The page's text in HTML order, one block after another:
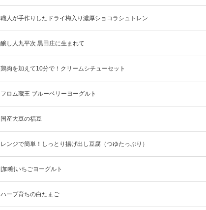
職人が手作りしたドライ梅入り濃厚ショコラシュトレン
醸し人九平次 黒田庄に生まれて
鶏肉を加えて10分で！クリームシチューセット
フロム蔵王 ブルーベリーヨーグルト
国産大豆の福豆
レンジで簡単！しっとり揚げ出し豆腐（つゆたっぷり）
[加糖]いちごヨーグルト
ハーブ育ちの白たまご